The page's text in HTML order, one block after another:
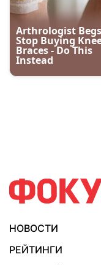
НОВОСТИ
РЕЙТИНГИ